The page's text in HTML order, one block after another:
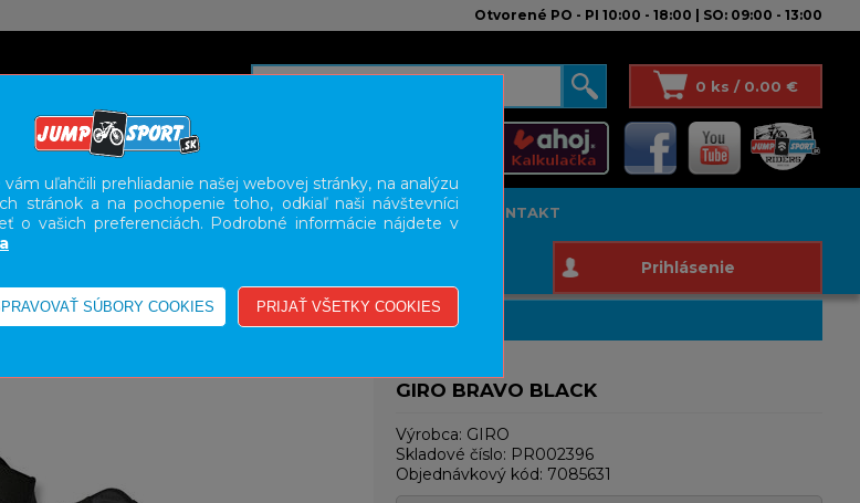
Otvorené PO - PI 10:00 - 18:00 | SO: 09:00 - 13:00
0 ks / 0.00 €
SLUŽBY KARIÉRA BODY GEOMETRY FIT STUDIO KONTAKT
Prihlásenie
GIRO BRAVO BLACK
Výrobca: GIRO
Skladové číslo: PR002396
Objednávkový kód: 7085631
uľahčili prehliadanie našej webovej stránky, na analýzu
stránok a na pochopenie toho, odkiaľ naši návštevníci
o vašich preferenciách. Podrobné informácie nájdete v